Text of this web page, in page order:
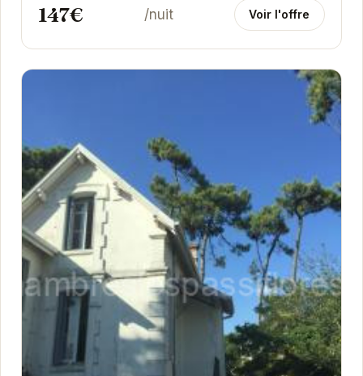
147€ /nuit Voir l'offre